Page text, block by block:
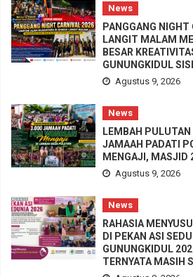
News
PANGGANG
LANGIT MALAM
BESAR
GUNUNGKIDUL
Agustus 9, 2026
News
LEMBAH
JAMAAH PADATI
MENGAJI, MASJID
Agustus 9, 2026
News
RAHASIA
DI PEKAN ASI
GUNUNGKIDUL
TERNYATA MASIH